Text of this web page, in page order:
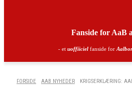
Fanside for AaB
- et uoffiiciel fanside for
FORSIDE AAB NYHEDER
KRIGSERKLÆRING: